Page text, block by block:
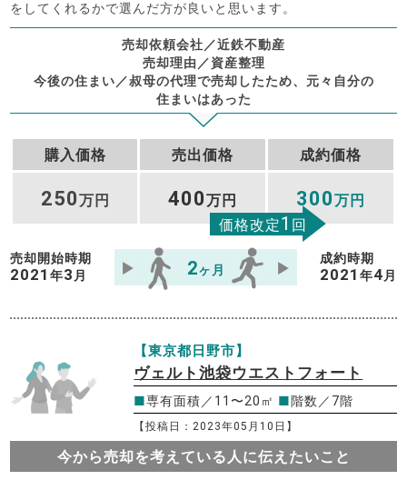
をしてくれるかで選んだ方が良いと思います。
売却依頼会社／近鉄不動産
売却理由／資産整理
今後の住まい／叔母の代理で売却したため、元々自分の
住まいはあった
購入価格 売出価格 成約価格
250万円 400万円 300万円
価格改定1 回
売却開始時期
2021年3 月 2ヶ月
成約時期
2021 年4 月
【東京都日野市】
ヴェルト池袋ウエストフォート
■専有面積／11〜20㎡ ■階数／7階
【投稿日：2023年05月10日】
今から売却を考えている人に伝えたいこと